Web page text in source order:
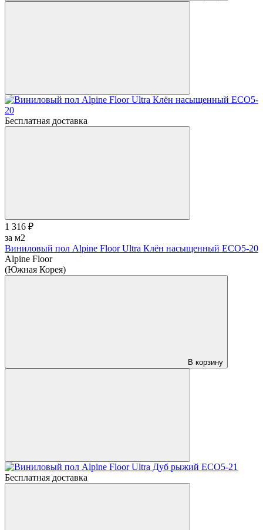
Бесплатная доставка
1 316 ₽
за м2
Виниловый пол Alpine Floor Ultra Клён насыщенный ЕСО5-20
Alpine Floor
(Южная Корея)
В корзину
Бесплатная доставка